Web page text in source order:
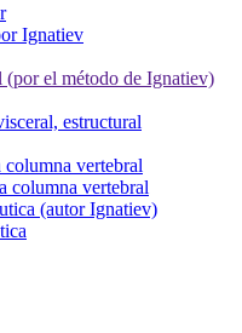
Ignatiev
(por el método de Ignatiev)
estructural
vertebral
columna vertebral
(autor Ignatiev)